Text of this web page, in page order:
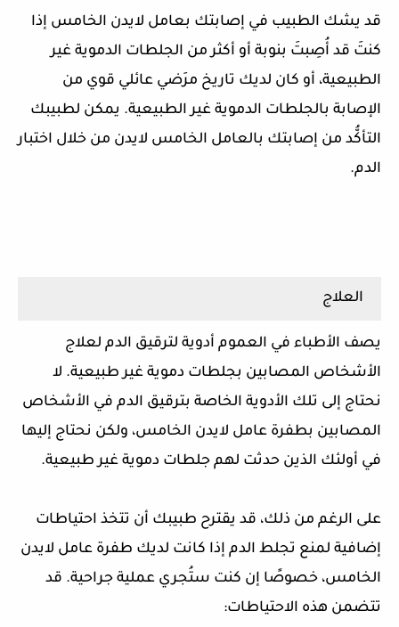
قد يشك الطبيب في إصابتك بعامل لايدن الخامس إذا
كنتَ قد أُصِبتَ بنوبة أو أكثر من الجلطات الدموية غير
الطبيعية، أو كان لديك تاريخ مرَضي عائلي قوي من
الإصابة بالجلطات الدموية غير الطبيعية. يمكن لطبيبك
التأكُّد من إصابتك بالعامل الخامس لايدن من خلال اختبار
الدم.
العلاج
يصف الأطباء في العموم أدوية لترقيق الدم لعلاج
الأشخاص المصابين بجلطات دموية غير طبيعية. لا
نحتاج إلى تلك الأدوية الخاصة بترقيق الدم في الأشخاص
المصابين بطفرة عامل لايدن الخامس، ولكن نحتاج إليها
في أولئك الذين حدثت لهم جلطات دموية غير طبيعية.
على الرغم من ذلك، قد يقترح طبيبك أن تتخذ احتياطات
إضافية لمنع تجلط الدم إذا كانت لديك طفرة عامل لايدن
الخامس، خصوصًا إن كنت ستُجري عملية جراحية. قد
تتضمن هذه الاحتياطات: